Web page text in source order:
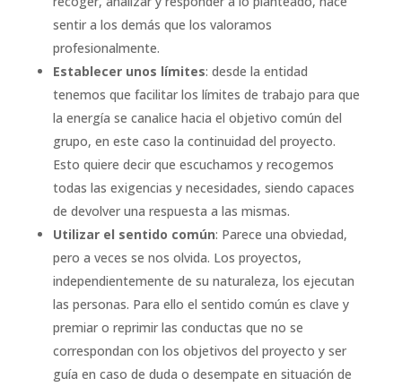
sentir a los demás que los valoramos
profesionalmente.
Establecer unos límites: desde la entidad
tenemos que facilitar los límites de trabajo para que
la energía se canalice hacia el objetivo común del
grupo, en este caso la continuidad del proyecto.
Esto quiere decir que escuchamos y recogemos
todas las exigencias y necesidades, siendo capaces
de devolver una respuesta a las mismas.
Utilizar el sentido común: Parece una obviedad,
pero a veces se nos olvida. Los proyectos,
independientemente de su naturaleza, los ejecutan
las personas. Para ello el sentido común es clave y
premiar o reprimir las conductas que no se
correspondan con los objetivos del proyecto y ser
guía en caso de duda o desempate en situación de